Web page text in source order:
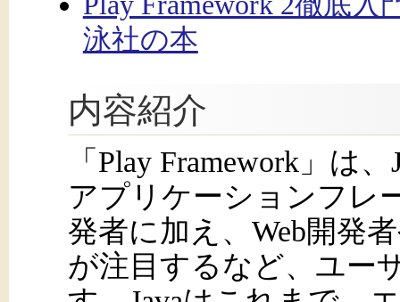
泳社の本
内容紹介
「Play Framework」は
アプリケーションフレ
発者に加え、Web開発
が注目するなど、ユー